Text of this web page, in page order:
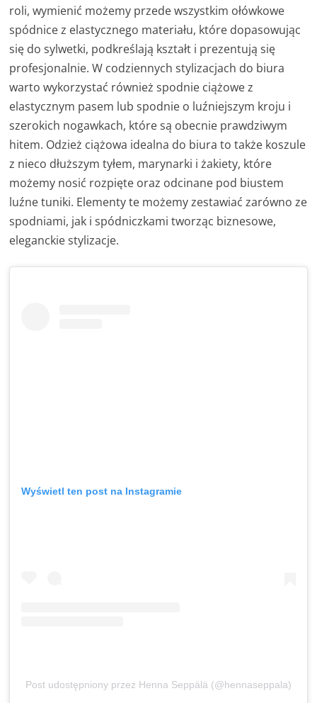
roli, wymienić możemy przede wszystkim ołówkowe
spódnice z elastycznego materiału, które dopasowując
się do sylwetki, podkreślają kształt i prezentują się
profesjonalnie. W codziennych stylizacjach do biura
warto wykorzystać również spodnie ciążowe z
elastycznym pasem lub spodnie o luźniejszym kroju i
szerokich nogawkach, które są obecnie prawdziwym
hitem. Odzież ciążowa idealna do biura to także koszule
z nieco dłuższym tyłem, marynarki i żakiety, które
możemy nosić rozpięte oraz odcinane pod biustem
luźne tuniki. Elementy te możemy zestawiać zarówno ze
spodniami, jak i spódniczkami tworząc biznesowe,
eleganckie stylizacje.
Wyświetl ten post na Instagramie
Post udostępniony przez Henna Seppälä (@hennaseppala)